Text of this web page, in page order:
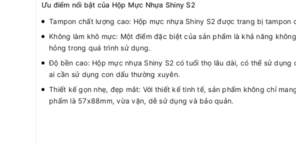
Ưu điểm nổi bật của Hộp Mực Nhựa Shiny S2
Tampon chất lượng cao: Hộp mực nhựa Shiny S2 được trang bị
Không làm khô mực: Một điểm đặc biệt của sản phẩm là khả năng
hỏng trong quá trình sử dụng.
Độ bền cao: Hộp mực nhựa Shiny S2 có tuổi thọ lâu dài, có thể sử
ai cần sử dụng con dấu thường xuyên.
Thiết kế gọn nhẹ, đẹp mắt: Với thiết kế tinh tế, sản phẩm không chỉ
phẩm là 57x88mm, vừa vặn, dễ sử dụng và bảo quản.